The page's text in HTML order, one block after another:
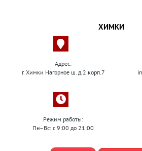
ХИМКИ
Адрес:
г. Химки Нагорное ш. д.2 корп.7
Режим работы:
Пн–Вс: с 9:00 до 21:00